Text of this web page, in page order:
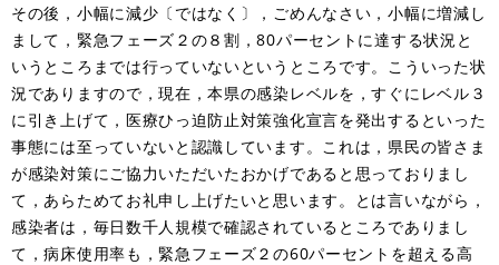
その後，小幅に減少〔ではなく〕，ごめんなさい，小幅に増減し
まして，緊急フェーズ２の８割，80パーセントに達する状況と
いうところまでは行っていないというところです。こういった状
況でありますので，現在，本県の感染レベルを，すぐにレベル３
に引き上げて，医療ひっ迫防止対策強化宣言を発出するといった
事態には至っていないと認識しています。これは，県民の皆さま
が感染対策にご協力いただいたおかげであると思っておりまし
て，あらためてお礼申し上げたいと思います。とは言いながら，
感染者は，毎日数千人規模で確認されているところでありまし
て，病床使用率も，緊急フェーズ２の60パーセントを超える高